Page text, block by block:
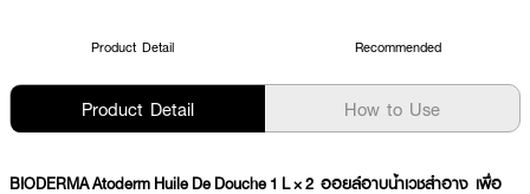
Product Detail Recommended
Product Detail How to Use
BIODERMA Atoderm Huile De Douche 1 L × 2 ออยล์อาบน้ำเวชสำอาง เพื่อ